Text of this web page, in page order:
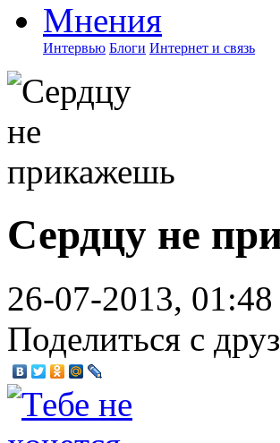
Мнения
Интервью Блоги Интернет и связь
Сердцу не
26-07-2013, 01:48
Поделиться с